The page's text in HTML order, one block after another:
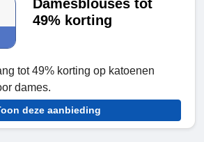
Damesblouses tot
49% korting
tot 49% korting op katoenen
dames.
deze aanbieding